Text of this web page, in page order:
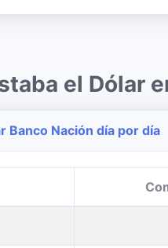
el Dólar
Banco Nación día por día